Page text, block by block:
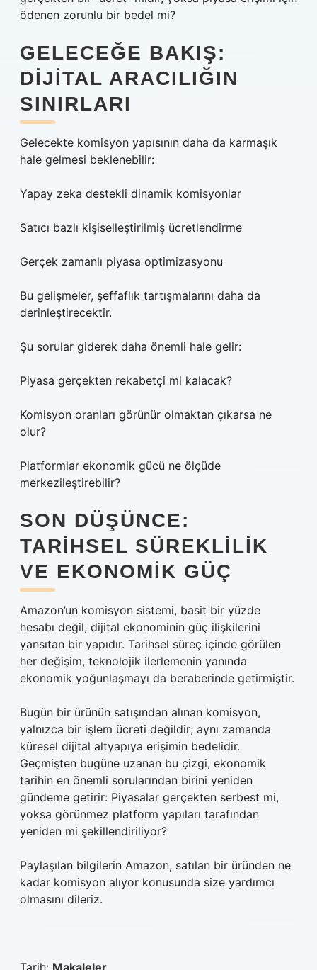
ödenen zorunlu bir bedel mi?
GELECEĞE BAKIŞ:
DIJITAL ARACILIĞIN
SINIRLARI
Gelecekte komisyon yapısının daha da karmaşık
hale gelmesi beklenebilir:
Yapay zeka destekli dinamik komisyonlar
Satıcı bazlı kişiselleştirilmiş ücretlendirme
Gerçek zamanlı piyasa optimizasyonu
Bu gelişmeler, şeffaflık tartışmalarını daha da
derinleştirecektir.
Şu sorular giderek daha önemli hale gelir:
Piyasa gerçekten rekabetçi mi kalacak?
Komisyon oranları görünür olmaktan çıkarsa ne
olur?
Platformlar ekonomik gücü ne ölçüde
merkezileştirebilir?
SON DÜŞÜNCE:
TARIHSEL SÜREKLILIK
VE EKONOMIK GÜÇ
Amazon’un komisyon sistemi, basit bir yüzde
hesabı değil; dijital ekonominin güç ilişkilerini
yansıtan bir yapıdır. Tarihsel süreç içinde görülen
her değişim, teknolojik ilerlemenin yanında
ekonomik yoğunlaşmayı da beraberinde getirmiştir.
Bugün bir ürünün satışından alınan komisyon,
yalnızca bir işlem ücreti değildir; aynı zamanda
küresel dijital altyapıya erişimin bedelidir.
Geçmişten bugüne uzanan bu çizgi, ekonomik
tarihin en önemli sorularından birini yeniden
gündeme getirir: Piyasalar gerçekten serbest mi,
yoksa görünmez platform yapıları tarafından
yeniden mi şekillendiriliyor?
Paylaşılan bilgilerin Amazon, satılan bir üründen ne
kadar komisyon alıyor konusunda size yardımcı
olmasını dileriz.
Tarih: Makaleler